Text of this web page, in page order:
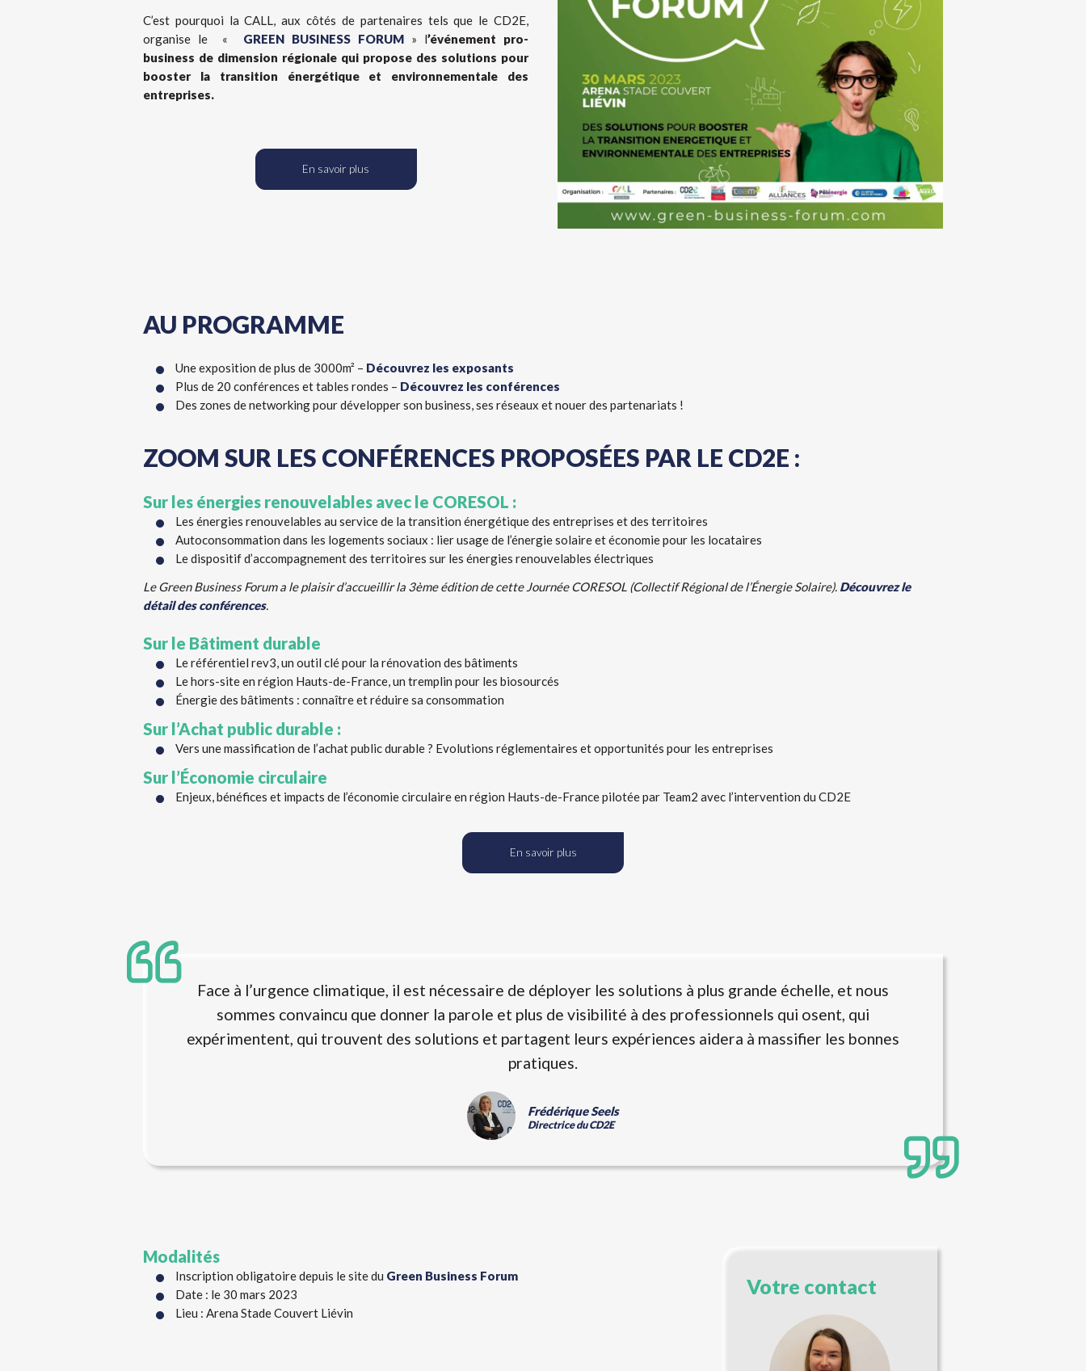
C’est pourquoi la CALL, aux côtés de partenaires tels que le CD2E,
organise le « GREEN BUSINESS FORUM» l’événement pro-
business de dimension régionale qui propose des solutions pour
booster la transition énergétique et environnementale des
entreprises.
En savoir plus
AU PROGRAMME
Une exposition de plus de 3000m² – Découvrez les exposants
Plus de 20 conférences et tables rondes – Découvrez les conférences
Des zones de networking pour développer son business, ses réseaux et nouer des partenariats !
ZOOM SUR LES CONFÉRENCES PROPOSÉES PAR LE CD2E :
Sur les énergies renouvelables avec le CORESOL :
Les énergies renouvelables au service de la transition énergétique des entreprises et des territoires
Autoconsommation dans les logements sociaux : lier usage de l’énergie solaire et économie pour les locataires
Le dispositif d’accompagnement des territoires sur les énergies renouvelables électriques
Le Green Business Forum a le plaisir d’accueillir la 3ème édition de cette Journée CORESOL (Collectif Régional de l’Énergie Solaire). Découvrez le
détail des conférences.
Sur le Bâtiment durable
Le référentiel rev3, un outil clé pour la rénovation des bâtiments
Le hors-site en région Hauts-de-France, un tremplin pour les biosourcés
Énergie des bâtiments : connaître et réduire sa consommation
Sur l’Achat public durable :
Vers une massification de l’achat public durable ? Evolutions réglementaires et opportunités pour les entreprises
Sur l’Économie circulaire
Enjeux, bénéfices et impacts de l’économie circulaire en région Hauts-de-France pilotée par Team2 avec l’intervention du CD2E
En savoir plus
Face à l’urgence climatique, il est nécessaire de déployer les solutions à plus grande échelle, et nous
sommes convaincu que donner la parole et plus de visibilité à des professionnels qui osent, qui
expérimentent, qui trouvent des solutions et partagent leurs expériences aidera à massifier les bonnes
pratiques.
Frédérique Seels
Directrice du CD2E
Modalités
Inscription obligatoire depuis le site du Green Business Forum
Date : le 30 mars 2023
Lieu : Arena Stade Couvert Liévin
Votre contact